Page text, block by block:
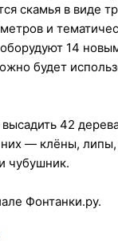
скамья в виде
и
14
будет
42
них — клёны,
чубушник.
Фонтанки.ру.